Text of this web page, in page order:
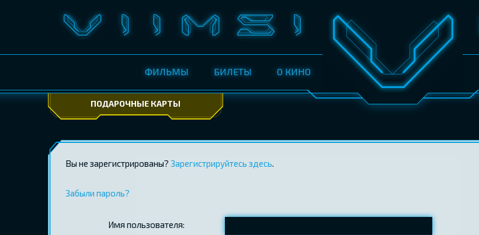
ФИЛЬМЫ БИЛЕТЫ О КИНО
ПОДАРОЧНЫЕ КАРТЫ
Вы не зарегистрированы? Зарегистрируйтесь здесь.
Забыли пароль?
Имя пользователя: